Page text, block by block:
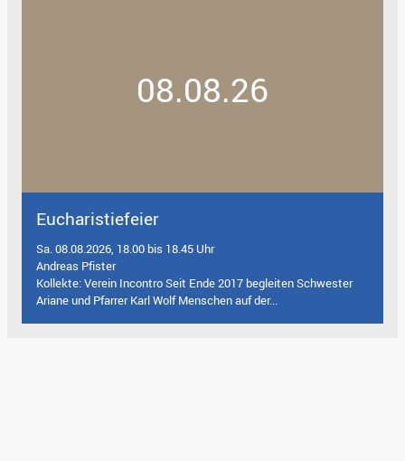
08.08.26
Eucharistiefeier
Sa. 08.08.2026, 18.00 bis 18.45 Uhr
Andreas Pfister
Kollekte: Verein Incontro Seit Ende 2017 begleiten Schwester
Ariane und Pfarrer Karl Wolf Menschen auf der...